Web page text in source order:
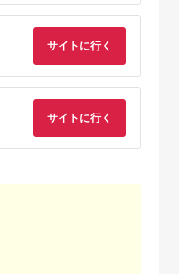
サイトに行く
サイトに行く